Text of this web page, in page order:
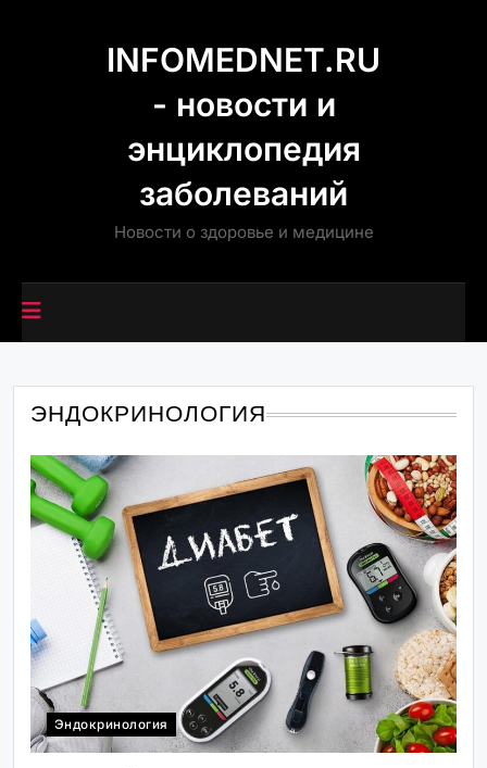
INFOMEDNET.RU
- новости и
энциклопедия
заболеваний
Новости о здоровье и медицине
ЭНДОКРИНОЛОГИЯ
Эндокринология